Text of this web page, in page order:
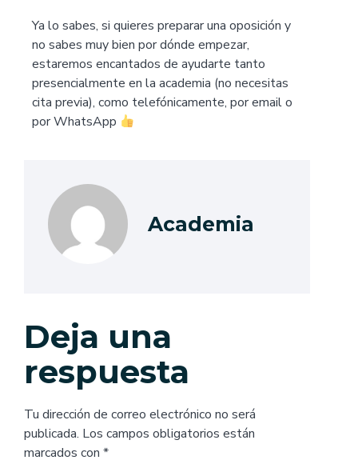
Ya lo sabes, si quieres preparar una oposición y
no sabes muy bien por dónde empezar,
estaremos encantados de ayudarte tanto
presencialmente en la academia (no necesitas
cita previa), como telefónicamente, por email o
por WhatsApp
Academia
Deja una
respuesta
Tu dirección de correo electrónico no será
publicada. Los campos obligatorios están
marcados con *